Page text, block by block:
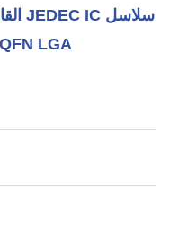
QFN LGA وزن سلاسل PGA 120g - 200g